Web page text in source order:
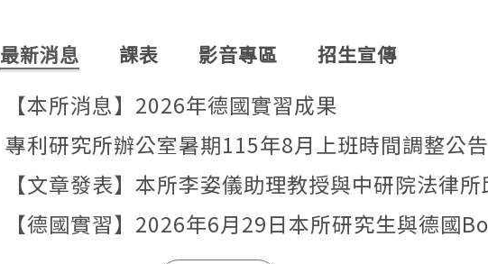
最新消息 課表 影音專區
招生宣傳
【本所消息】2026年德國實習成果
專利研究所辦公室暑期115年8月上班時間調整公告